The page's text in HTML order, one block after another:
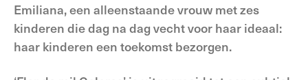
Emiliana, een alleenstaande vrouw met zes
kinderen die dag na dag vecht voor haar ideaal:
haar kinderen een toekomst bezorgen.